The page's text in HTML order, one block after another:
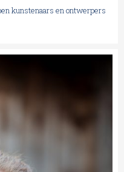
kunstenaars en ontwerpers